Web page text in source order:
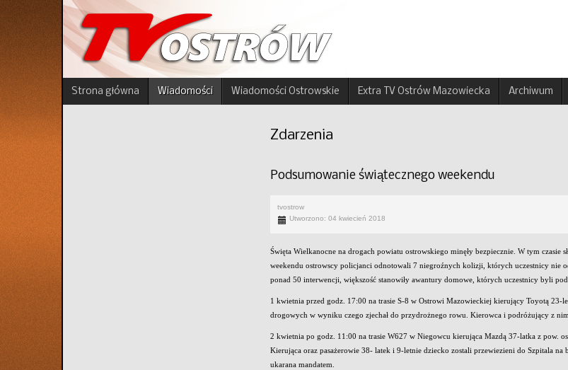
Strona główna Wiadomości Wiadomości Ostrowskie Extra TV Ostrów Mazowiecka Archiwum
Zdarzenia
Podsumowanie świątecznego weekendu
tvostrow
Utworzono: 04 kwiecień 2018
Święta Wielkanocne na drogach powiatu ostrowskiego minęły bezpiecznie. W tym czasie
weekendu ostrowscy policjanci odnotowali 7 niegroźnych kolizji, których uczestnicy nie
ponad 50 interwencji, większość stanowiły awantury domowe, których uczestnicy byli
1 kwietnia przed godz. 17:00 na trasie S-8 w Ostrowi Mazowieckiej kierujący Toyotą 23-
drogowych w wyniku czego zjechał do przydrożnego rowu. Kierowca i podróżujący z
2 kwietnia po godz. 11:00 na trasie W627 w Niegowcu kierująca Mazdą 37-latka z pow.
Kierująca oraz pasażerowie 38- latek i 9-letnie dziecko zostali przewiezieni do Szpitala
ukarana mandatem.